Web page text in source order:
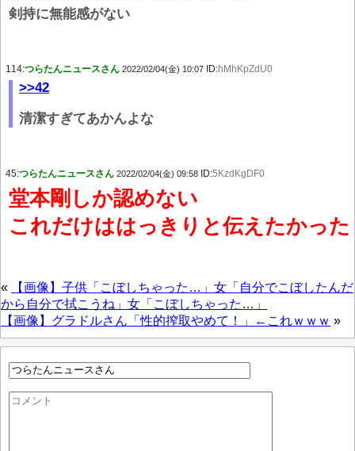
剣持に無能感がない
114:つらたんニュースさん 2022/02/04(金) 10:07 ID:hMhKpZdU0
>>42
清潔すぎてあかんよな
45:つらたんニュースさん 2022/02/04(金) 09:58 ID:5KzdKgDF0
堂本剛しか認めない
これだけははっきりと伝えたかった
«
【画像】子供「こぼしちゃった…」女「自分でこぼしたんだ
から自分で拭こうね」女「こぼしちゃった…」
【画像】グラドルさん「性的搾取やめて！」←これｗｗｗ »